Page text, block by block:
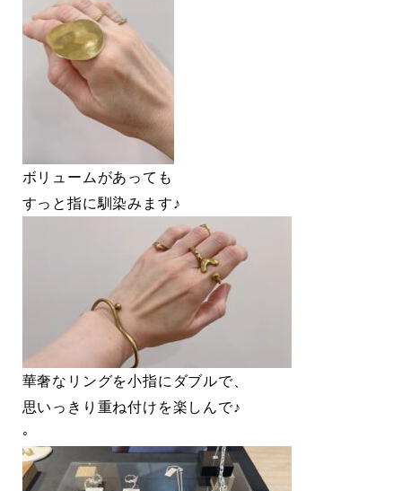
ボリュームがあっても
すっと指に馴染みます♪
華奢なリングを小指にダブルで、
思いっきり重ね付けを楽しんで♪
◦